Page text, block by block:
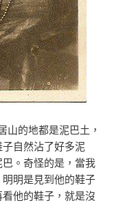
山的地都是泥巴土，
子自然沾了好多泥
巴。奇怪的是，當我
明明是見到他的鞋子
他的鞋子，就是沒